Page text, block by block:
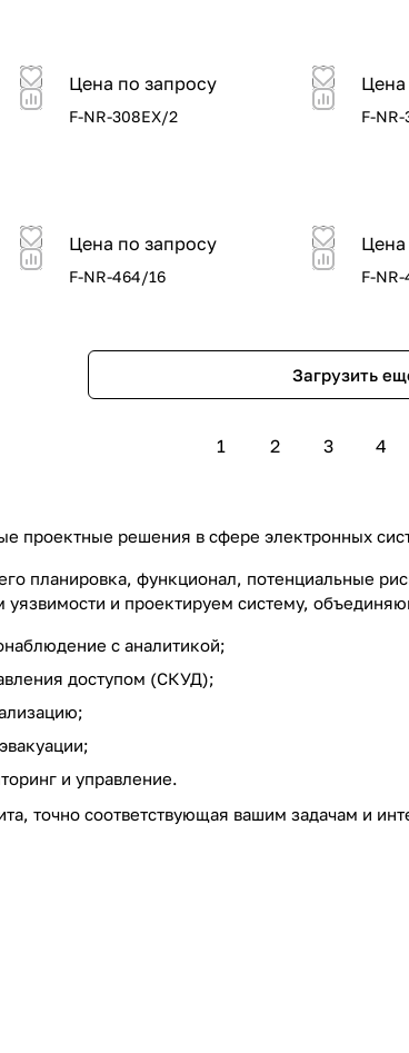
Цена по запросу
F-NR-308EX/2
Цена
F-
Цена по запросу
F-NR-464/16
Цена
F-
Загрузить
1 2 3 4
проектные решения в сфере электронных
планировка, функционал, потенциальные
уязвимости и проектируем систему,
с аналитикой;
доступом (СКУД);
и управление.
точно соответствующая вашим задачам и